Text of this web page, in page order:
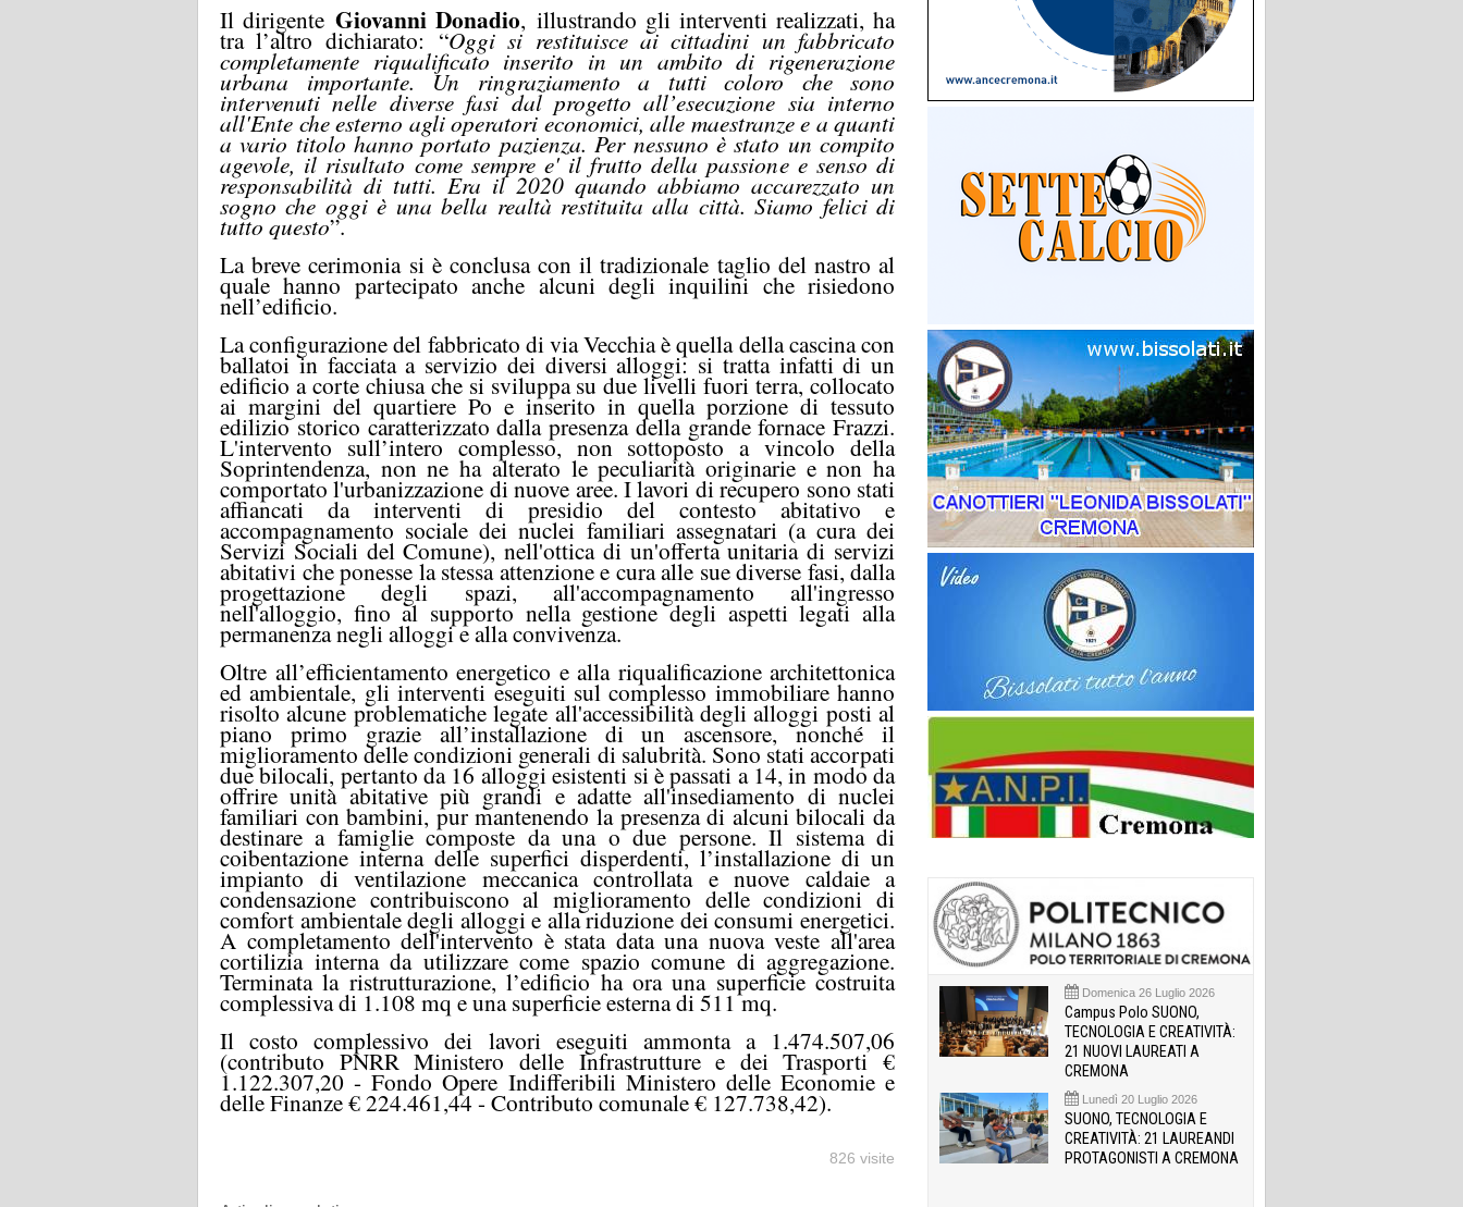
Il dirigente Giovanni Donadio, illustrando gli interventi realizzati, ha
tra l’altro dichiarato: “Oggi si restituisce ai cittadini un fabbricato
completamente riqualificato inserito in un ambito di rigenerazione
urbana importante. Un ringraziamento a tutti coloro che sono
intervenuti nelle diverse fasi dal progetto all’esecuzione sia interno
all'Ente che esterno agli operatori economici, alle maestranze e a quanti
a vario titolo hanno portato pazienza. Per nessuno è stato un compito
agevole, il risultato come sempre e' il frutto della passione e senso di
responsabilità di tutti. Era il 2020 quando abbiamo accarezzato un
sogno che oggi è una bella realtà restituita alla città. Siamo felici di
tutto questo”.
La breve cerimonia si è conclusa con il tradizionale taglio del nastro al
quale hanno partecipato anche alcuni degli inquilini che risiedono
nell’edificio.
La configurazione del fabbricato di via Vecchia è quella della cascina con
ballatoi in facciata a servizio dei diversi alloggi: si tratta infatti di un
edificio a corte chiusa che si sviluppa su due livelli fuori terra, collocato
ai margini del quartiere Po e inserito in quella porzione di tessuto
edilizio storico caratterizzato dalla presenza della grande fornace Frazzi.
L'intervento sull’intero complesso, non sottoposto a vincolo della
Soprintendenza, non ne ha alterato le peculiarità originarie e non ha
comportato l'urbanizzazione di nuove aree. I lavori di recupero sono stati
affiancati da interventi di presidio del contesto abitativo e
accompagnamento sociale dei nuclei familiari assegnatari (a cura dei
Servizi Sociali del Comune), nell'ottica di un'offerta unitaria di servizi
abitativi che ponesse la stessa attenzione e cura alle sue diverse fasi, dalla
progettazione degli spazi, all'accompagnamento all'ingresso
nell'alloggio, fino al supporto nella gestione degli aspetti legati alla
permanenza negli alloggi e alla convivenza.
Oltre all’efficientamento energetico e alla riqualificazione architettonica
ed ambientale, gli interventi eseguiti sul complesso immobiliare hanno
risolto alcune problematiche legate all'accessibilità degli alloggi posti al
piano primo grazie all’installazione di un ascensore, nonché il
miglioramento delle condizioni generali di salubrità. Sono stati accorpati
due bilocali, pertanto da 16 alloggi esistenti si è passati a 14, in modo da
offrire unità abitative più grandi e adatte all'insediamento di nuclei
familiari con bambini, pur mantenendo la presenza di alcuni bilocali da
destinare a famiglie composte da una o due persone. Il sistema di
coibentazione interna delle superfici disperdenti, l’installazione di un
impianto di ventilazione meccanica controllata e nuove caldaie a
condensazione contribuiscono al miglioramento delle condizioni di
comfort ambientale degli alloggi e alla riduzione dei consumi energetici.
A completamento dell'intervento è stata data una nuova veste all'area
cortilizia interna da utilizzare come spazio comune di aggregazione.
Terminata la ristrutturazione, l’edificio ha ora una superficie costruita
complessiva di 1.108 mq e una superficie esterna di 511 mq.
Il costo complessivo dei lavori eseguiti ammonta a 1.474.507,06
(contributo PNRR Ministero delle Infrastrutture e dei Trasporti €
1.122.307,20 - Fondo Opere Indifferibili Ministero delle Economie e
delle Finanze € 224.461,44 - Contributo comunale € 127.738,42).
826 visite
Domenica 26 Luglio 2026
Campus Polo SUONO,
TECNOLOGIA E CREATIVITÀ:
21 NUOVI LAUREATI A
CREMONA
Lunedì 20 Luglio 2026
SUONO, TECNOLOGIA E
CREATIVITÀ: 21 LAUREANDI
PROTAGONISTI A CREMONA